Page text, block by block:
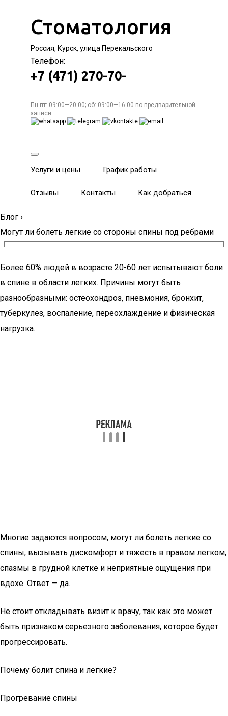
Стоматология
Россия, Курск, улица Перекальского
Телефон:
+7 (471) 270-70-
Пн-пт: 09:00—20:00; сб: 09:00—16:00 по предварительной
записи
Услуги и цены График работы
Отзывы Контакты Как добраться
Блог ›
Могут ли болеть легкие со стороны спины под ребрами
Более 60% людей в возрасте 20-60 лет испытывают боли
в спине в области легких. Причины могут быть
разнообразными: остеохондроз, пневмония, бронхит,
туберкулез, воспаление, переохлаждение и физическая
нагрузка.
Многие задаются вопросом, могут ли болеть легкие со
спины, вызывать дискомфорт и тяжесть в правом легком,
спазмы в грудной клетке и неприятные ощущения при
вдохе. Ответ — да.
Не стоит откладывать визит к врачу, так как это может
быть признаком серьезного заболевания, которое будет
прогрессировать.
Почему болит спина и легкие?
Прогревание спины